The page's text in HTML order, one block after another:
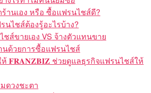
านเอง หรือ ซื้อแฟรนไชส์ดี?
นไชส์ต้องรู้อะไรบ้าง?
ชส์ขายเอง VS จ้างตัวแทนขาย
นด้วยการซื้อแฟรนไชส์
𝐅𝐑𝐀𝐍𝐙𝐁𝐈𝐙 ช่วยดูแลธุรกิจแฟรนไชส์ให้
ดวงชะตา